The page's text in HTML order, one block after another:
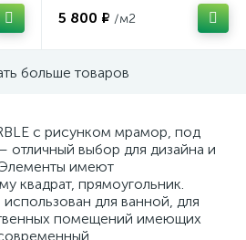
5 800 ₽ /м2
больше товаров
с рисунком мрамор, под
выбор для дизайна и
имеют
квадрат, прямоугольник.
для ванной, для
помещений имеющих